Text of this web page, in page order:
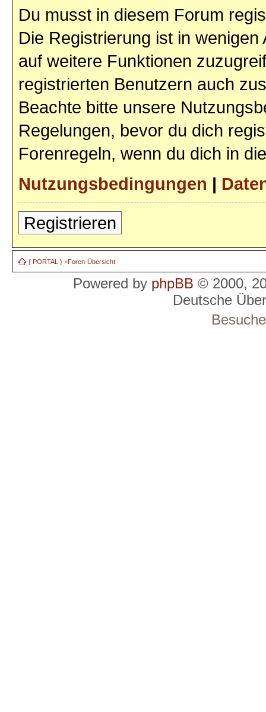
Du musst in diesem Forum
Die Registrierung ist in
auf weitere Funktionen
registrierten Benutzern auch
Beachte bitte unsere
Regelungen, bevor du dich
Forenregeln, wenn du dich in
Nutzungsbedingungen |
Registrieren
{ PORTAL } »Foren-Übersicht
Powered by phpBB © 2000,
Deutsche